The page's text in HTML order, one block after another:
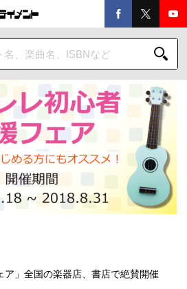
ア」全国の楽器店、書店で絶賛開催